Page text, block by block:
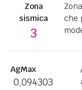
Zona
sismica
3
che
AgMax
0,094303